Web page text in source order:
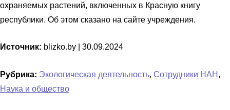
охраняемых растений, включенных в Красную книгу
республики. Об этом сказано на сайте учреждения.
Источник: blizko.by | 30.09.2024
Рубрика: Экологическая деятельность, Сотрудники НАН ,
Наука и общество